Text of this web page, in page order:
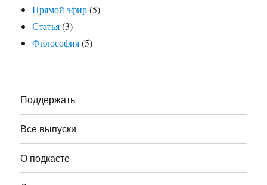
Прямой эфир(5)
Статья(3)
Философия(5)
Поддержать
Все выпуски
О подкасте